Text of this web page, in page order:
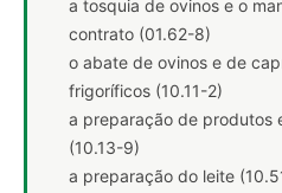
a tosquia de ovinos e o
contrato (01.62-8)
o abate de ovinos e de
frigoríficos (10.11-2)
a preparação de produtos
(10.13-9)
a preparação do leite